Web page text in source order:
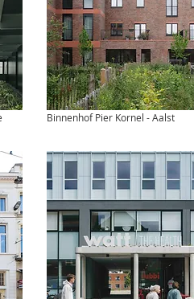
Binnenhof Pier Kornel - Aalst